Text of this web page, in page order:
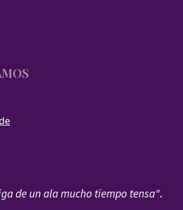
de un ala mucho tiempo tensa".